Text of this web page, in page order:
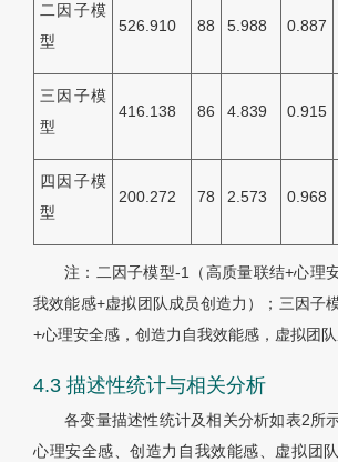
二因子模
型
526.910 88 5.988 0.887
三因子模
型
416.138 86 4.839 0.915
四因子模
型
200.272 78 2.573 0.968
注：二因子模型-1（高质量联结+心理
我效能感+虚拟团队成员创造力）；三因子
+心理安全感，创造力自我效能感，虚拟团队
4.3 描述性统计与相关分析
各变量描述性统计及相关分析如表2所
心理安全感、创造力自我效能感、虚拟团